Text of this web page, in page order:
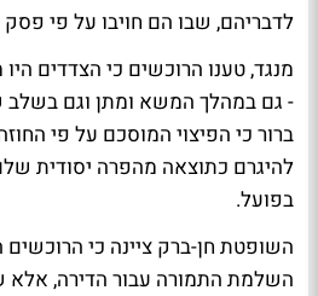
לדבריהם, שבו הם חויבו על פי פסק
מנגד, טענו הרוכשים כי הצדדים היו
- גם במהלך המשא ומתן וגם בשלב
ברור כי הפיצוי המוסכם על פי
להיגרם כתוצאה מהפרה יסודית
בפועל.
השופטת חן-ברק ציינה כי
השלמת התמורה עבור הדירה,